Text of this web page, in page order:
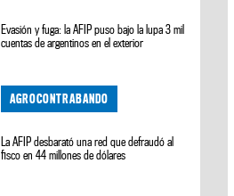
Evasión y fuga: la AFIP puso bajo la lupa 3 mil
cuentas de argentinos en el exterior
AGROCONTRABANDO
La AFIP desbarató una red que defraudó al
fisco en 44 millones de dólares